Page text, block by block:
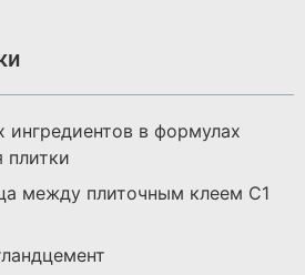
ингредиентов в формулах
плитки
между плиточным клеем C1